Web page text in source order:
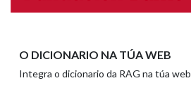
O DICIONARIO NA TÚA WEB
Integra o dicionario da RAG na túa web